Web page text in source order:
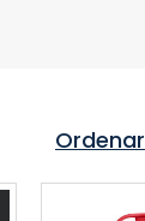
Ordenar